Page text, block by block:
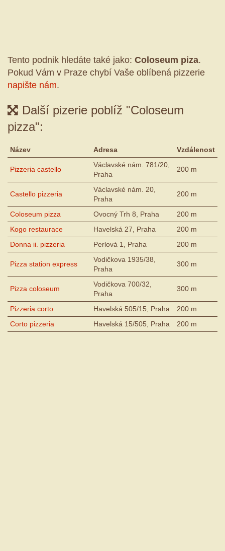
Tento podnik hledáte také jako: Coloseum piza.
Pokud Vám v Praze chybí Vaše oblíbená pizzerie
napište nám.
Další pizerie poblíž "Coloseum
pizza":
Název Adresa Vzdálenost
Pizzeria castello
Václavské nám. 781/20,
Praha
200 m
Castello pizzeria
Václavské nám. 20,
Praha
200 m
Coloseum pizza Ovocný Trh 8, Praha
200 m
Kogo restaurace
Havelská 27, Praha
200 m
Donna ii. pizzeria
Perlová 1, Praha 200 m
Pizza station express
Vodičkova 1935/38,
Praha
300 m
Pizza coloseum
Vodičkova 700/32,
Praha
300 m
Pizzeria corto Havelská 505/15, Praha
200 m
Corto pizzeria
Havelská 15/505, Praha 200 m